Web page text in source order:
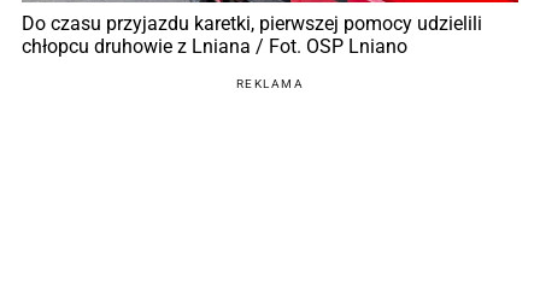
Do czasu przyjazdu karetki, pierwszej pomocy udzielili
chłopcu druhowie z Lniana / Fot. OSP Lniano
REKLAMA